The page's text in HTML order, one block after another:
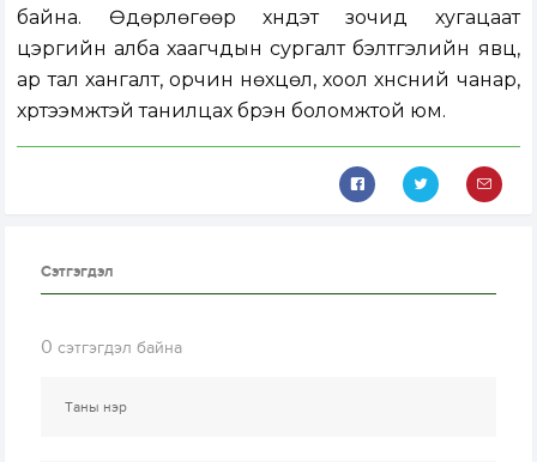
байна. Өдөрлөгөөр хүндэт зочид хугацаат
цэргийн алба хаагчдын сургалт бэлтгэлийн явц,
ар тал хангалт, орчин нөхцөл, хоол хүнсний чанар,
хүртээмжтэй танилцах бүрэн боломжтой юм.
Сэтгэгдэл
0 сэтгэгдэл байна